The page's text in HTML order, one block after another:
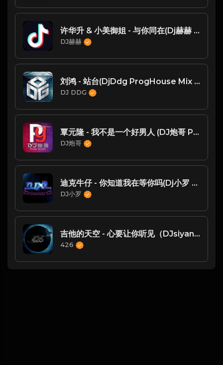
许华升 & 小美御姐 - 与你同在(Dj赫赫 ProgHouse Rmx 2023)
DJ赫赫
刘鸿 - 站台(DjDdg ProgHouse Mix 国语男)
DJ DDG
覃元隆 - 我不是一个好男人 (DJ炮哥 ProgHouse Rmx 2022)
DJ炮哥
迪克牛仔 - 你知道我在等你吗(Dj小罗 ProgHouse Mix国语男)
DJ小罗
吉他的天空 - 心要让你听见（DJsiyan四眼 ProgHouse 2023 Remix）
426